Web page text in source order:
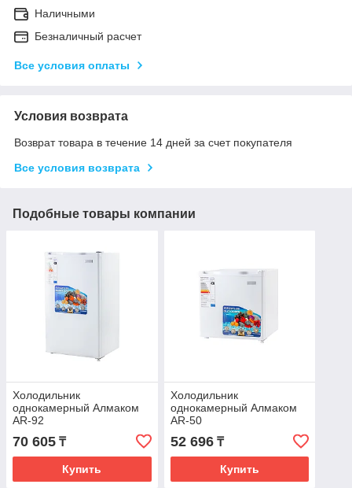
Наличными
Безналичный расчет
Все условия оплаты
Условия возврата
Возврат товара в течение 14 дней за счет покупателя
Все условия возврата
Подобные товары компании
Холодильник
однокамерный Алмаком
AR-92
70 605 ₸
Купить
Холодильник
однокамерный Алмаком
AR-50
52 696₸
Купить